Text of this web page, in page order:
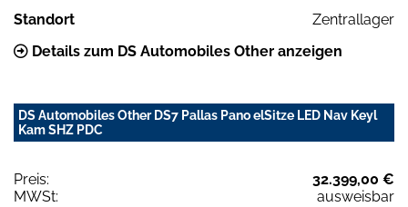
Standort
Zentrallager
Details zum DS Automobiles Other anzeigen
DS Automobiles Other DS7 Pallas Pano elSitze LED Nav Keyl
Kam SHZ PDC
Preis:
32.399,00 €
MWSt:
ausweisbar